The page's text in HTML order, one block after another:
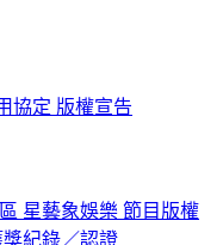
協定 版權宣告
星藝象娛樂 節目版權
獎紀錄／認證